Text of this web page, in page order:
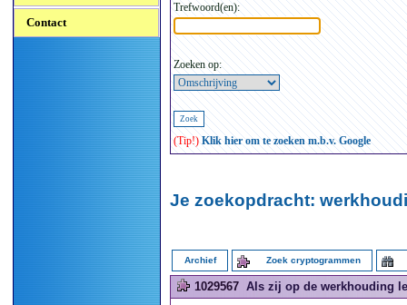
Contact
Trefwoord(en):
Zoeken op:
(Tip!) Klik hier om te zoeken m.b.v. Google
Je zoekopdracht:
Archief Zoek cryptogrammen
1029567 Als zij op de werkhouding